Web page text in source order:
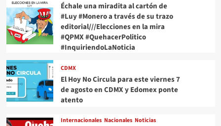
Échale una miradita al cartón de
#Luy #Monero a través de su trazo
editorial///Elecciones en la mira
#QPMX #QuehacerPolitico
#InquiriendoLaNoticia
CDMX
El Hoy No Circula para este viernes 7
de agosto en CDMX y Edomex ponte
atento
Internacionales Nacionales Noticias